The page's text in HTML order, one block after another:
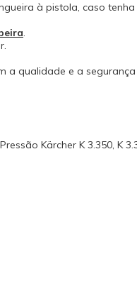
à pistola, caso
.
a qualidade e a
Kärcher K 3.350, K